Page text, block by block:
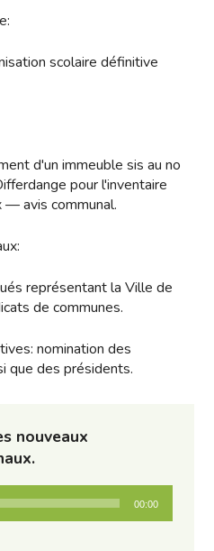
scolaire définitive
d'un immeuble sis au no
pour l'inventaire
— avis communal.
représentant la Ville de
de communes.
nomination des
que des présidents.
nouveaux
00:00